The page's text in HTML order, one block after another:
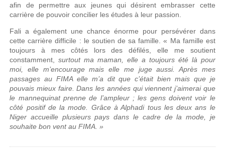
afin de permettre aux jeunes qui désirent embrasser cette
carrière de pouvoir concilier les études à leur passion.
Fali a également une chance énorme pour persévérer dans
cette carrière difficile : le soutien de sa famille. « Ma famille est
toujours à mes côtés lors des défilés, elle me soutient
constamment,surtout ma maman, elle a toujours été là pour
moi, elle m’encourage mais elle me juge aussi. Après mes
passages au FIMA elle m’a dit que c’était bien mais que je
pouvais mieux faire. Dans les années qui viennent j’aimerai que
le mannequinat prenne de l’ampleur ; les gens doivent voir le
côté positif de la mode. Grâce à Alphadi tous les deux ans le
Niger accueille plusieurs pays dans le cadre de la mode, je
souhaite bon vent au FIMA. »